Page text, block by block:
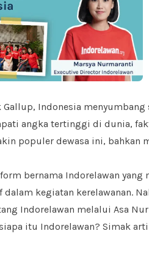
Indonesia
angka tertinggi di dunia,
populer dewasa ini, bahkan
bernama Indorelawan yang
kegiatan kerelawanan.
Indorelawan melalui Asa
itu Indorelawan? Simak